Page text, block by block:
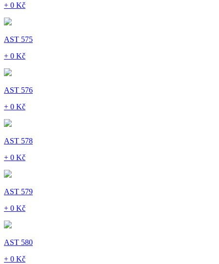
+ 0 Kč
AST 575
+ 0 Kč
AST 576
+ 0 Kč
AST 578
+ 0 Kč
AST 579
+ 0 Kč
AST 580
+ 0 Kč